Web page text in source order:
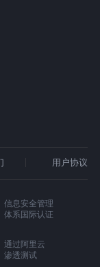
用户协议
信息安全管理
体系国际认证
通过阿里云
渗透测试